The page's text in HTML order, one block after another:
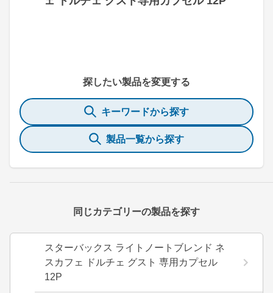
探したい製品を変更する
キーワードから探す
製品一覧から探す
同じカテゴリーの製品を探す
スターバックス ライトノートブレンド ネ
スカフェ ドルチェ グスト 専用カプセル
12P